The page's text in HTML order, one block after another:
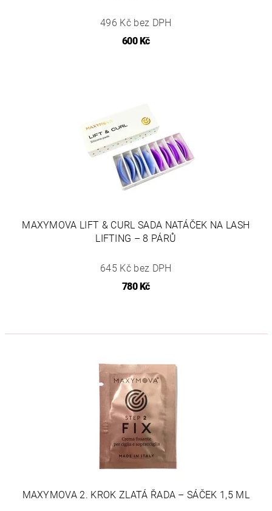
496 Kč bez DPH
600 Kč
MAXYMOVA LIFT & CURL SADA NATÁČEK NA LASH
LIFTING – 8 PÁRŮ
645 Kč bez DPH
780 Kč
MAXYMOVA 2. KROK ZLATÁ ŘADA – SÁČEK 1,5 ML